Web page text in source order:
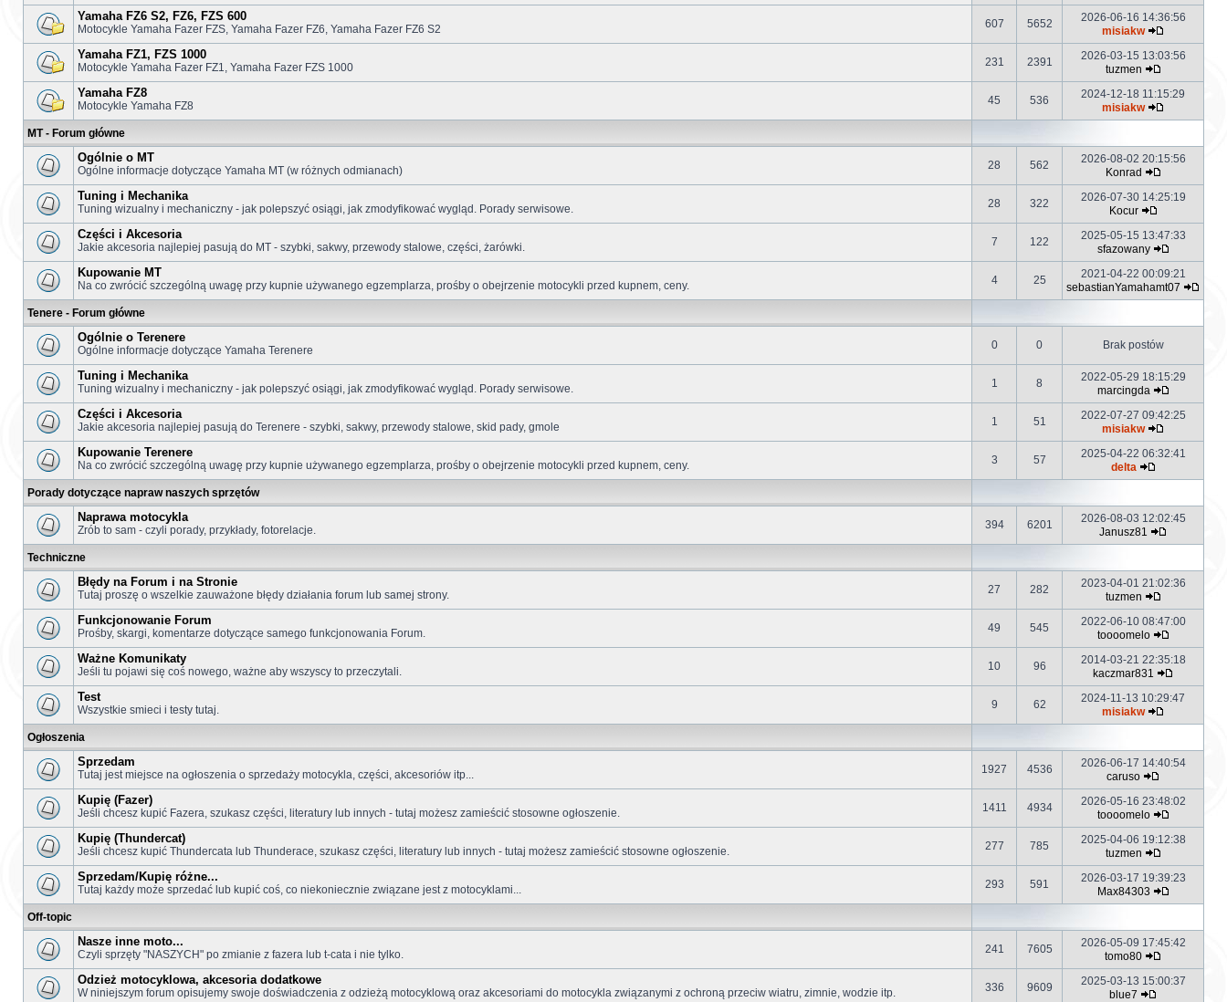
Yamaha FZ6 S2, FZ6, FZS 600
Motocykle Yamaha Fazer FZS, Yamaha Fazer FZ6, Yamaha Fazer FZ6 S2 607 5652
2026-06-16 14:36:56
misiakw
Yamaha FZ1, FZS 1000
Motocykle Yamaha Fazer FZ1, Yamaha Fazer FZS 1000 231 2391
2026-03-15 13:03:56
tuzmen
Yamaha FZ8
Motocykle Yamaha FZ8 45 536
2024-12-18 11:15:29
misiakw
MT - Forum główne
Ogólnie o MT
Ogólne informacje dotyczące Yamaha MT (w różnych odmianach) 28 562
2026-08-02 20:15:56
Konrad
Tuning i Mechanika
Tuning wizualny i mechaniczny - jak polepszyć osiągi, jak zmodyfikować wygląd. Porady serwisowe. 28 322
2026-07-30 14:25:19
Kocur
Części i Akcesoria
Jakie akcesoria najlepiej pasują do MT - szybki, sakwy, przewody stalowe, części, żarówki. 7 122
2025-05-15 13:47:33
sfazowany
Kupowanie MT
Na co zwrócić szczególną uwagę przy kupnie używanego egzemplarza, prośby o obejrzenie motocykli przed kupnem, ceny. 4 25
2021-04-22 00:09:21
sebastianYamahamt07
Tenere - Forum główne
Ogólnie o Terenere
Ogólne informacje dotyczące Yamaha Terenere 0 0 Brak postów
Tuning i Mechanika
Tuning wizualny i mechaniczny - jak polepszyć osiągi, jak zmodyfikować wygląd. Porady serwisowe. 1 8
2022-05-29 18:15:29
marcingda
Części i Akcesoria
Jakie akcesoria najlepiej pasują do Terenere - szybki, sakwy, przewody stalowe, skid pady, gmole 1 51
2022-07-27 09:42:25
misiakw
Kupowanie Terenere
Na co zwrócić szczególną uwagę przy kupnie używanego egzemplarza, prośby o obejrzenie motocykli przed kupnem, ceny. 3 57
2025-04-22 06:32:41
delta
Porady dotyczące napraw naszych sprzętów
Naprawa motocykla
Zrób to sam - czyli porady, przykłady, fotorelacje. 394 6201
2026-08-03 12:02:45
Janusz81
Techniczne
Błędy na Forum i na Stronie
Tutaj proszę o wszelkie zauważone błędy działania forum lub samej strony. 27 282
2023-04-01 21:02:36
tuzmen
Funkcjonowanie Forum
Prośby, skargi, komentarze dotyczące samego funkcjonowania Forum. 49 545
2022-06-10 08:47:00
toooomelo
Ważne Komunikaty
Jeśli tu pojawi się coś nowego, ważne aby wszyscy to przeczytali. 10 96
2014-03-21 22:35:18
kaczmar831
Test
Wszystkie smieci i testy tutaj. 9 62
2024-11-13 10:29:47
misiakw
Ogłoszenia
Sprzedam
Tutaj jest miejsce na ogłoszenia o sprzedaży motocykla, części, akcesoriów itp... 1927 4536
2026-06-17 14:40:54
caruso
Kupię (Fazer)
Jeśli chcesz kupić Fazera, szukasz części, literatury lub innych - tutaj możesz zamieścić stosowne ogłoszenie. 1411 4934
2026-05-16 23:48:02
toooomelo
Kupię (Thundercat)
Jeśli chcesz kupić Thundercata lub Thunderace, szukasz części, literatury lub innych - tutaj możesz zamieścić stosowne ogłoszenie. 277 785
2025-04-06 19:12:38
tuzmen
Sprzedam/Kupię różne...
Tutaj każdy może sprzedać lub kupić coś, co niekoniecznie związane jest z motocyklami... 293 591
2026-03-17 19:39:23
Max84303
Off-topic
Nasze inne moto...
Czyli sprzęty "NASZYCH" po zmianie z fazera lub t-cata i nie tylko. 241 7605
2026-05-09 17:45:42
tomo80
Odzież motocyklowa, akcesoria dodatkowe
W niniejszym forum opisujemy swoje doświadczenia z odzieżą motocyklową oraz akcesoriami do motocykla związanymi z ochroną przeciw wiatru, zimnie, wodzie itp. 336 9609
2025-03-13 15:00:37
blue7